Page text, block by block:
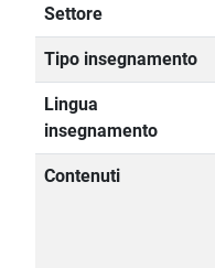
Settore
Tipo insegnamento
Lingua
insegnamento
Contenuti